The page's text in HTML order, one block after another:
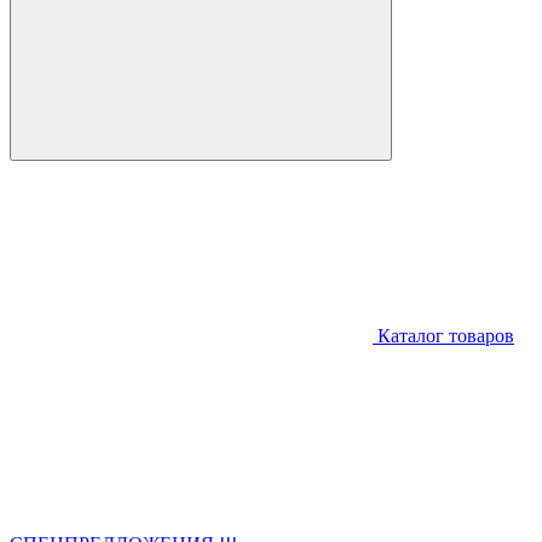
Каталог товаров